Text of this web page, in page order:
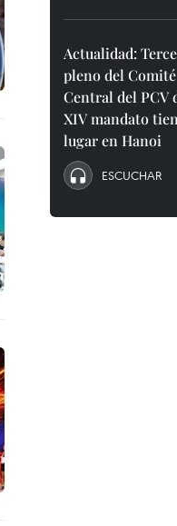
Actualidad:
pleno del Comité
Central del PCV
XIV mandato
lugar en Hanoi
ESCUCHAR